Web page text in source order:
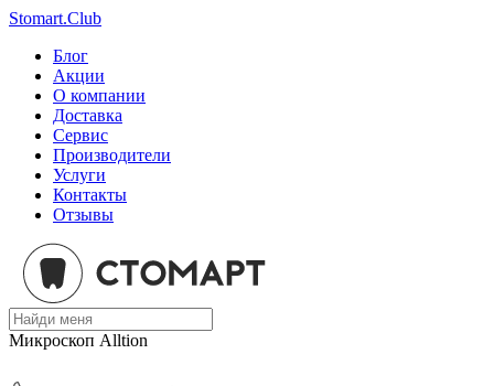
Stomart.Club
Блог
Акции
О компании
Доставка
Сервис
Производители
Услуги
Контакты
Отзывы
Микроскоп Alltion